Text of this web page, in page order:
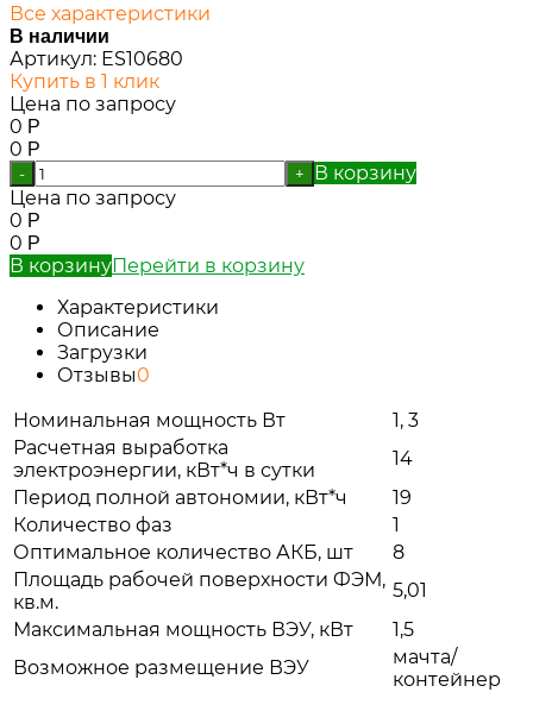
Все характеристики
В наличии
Артикул: ES10680
Купить в 1 клик
Цена по запросу
0 Р
0 Р
- +
В корзину
Цена по запросу
0 Р
0 Р
В корзинуПерейти в корзину
Характеристики
Описание
Загрузки
Отзывы0
Номинальная мощность Вт
1, 3
Расчетная выработка
электроэнергии, кВт*ч в сутки
14
Период полной автономии, кВт*ч
19
Количество фаз
1
Оптимальное количество АКБ, шт
8
Площадь рабочей поверхности ФЭМ,
кв.м.
5,01
Максимальная мощность ВЭУ, кВт
1,5
Возможное размещение ВЭУ
мачта/
контейнер